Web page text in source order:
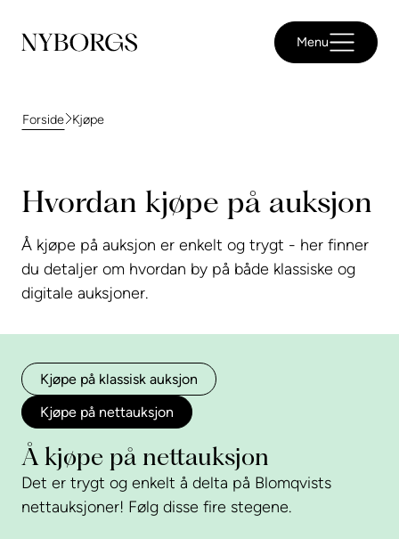
Menu
Forside Kjøpe
Hvordan kjøpe på auksjon
Å kjøpe på auksjon er enkelt og trygt - her finner
du detaljer om hvordan by på både klassiske og
digitale auksjoner.
Kjøpe på klassisk auksjon
Kjøpe på nettauksjon
Å kjøpe på nettauksjon
Det er trygt og enkelt å delta på Blomqvists
nettauksjoner! Følg disse fire stegene.